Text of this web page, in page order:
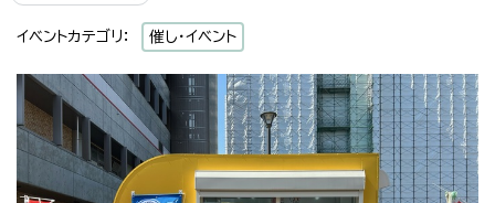
イベントカテゴリ： 催し・イベント